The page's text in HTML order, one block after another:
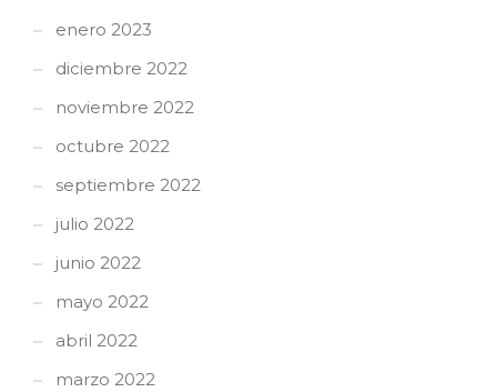
enero 2023
diciembre 2022
noviembre 2022
octubre 2022
septiembre 2022
julio 2022
junio 2022
mayo 2022
abril 2022
marzo 2022